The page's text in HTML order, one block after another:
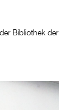
Bibliothek der